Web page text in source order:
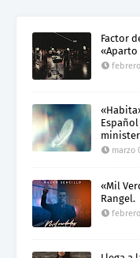
Factor
«Aparto
marzo
«Mil
Rangel.